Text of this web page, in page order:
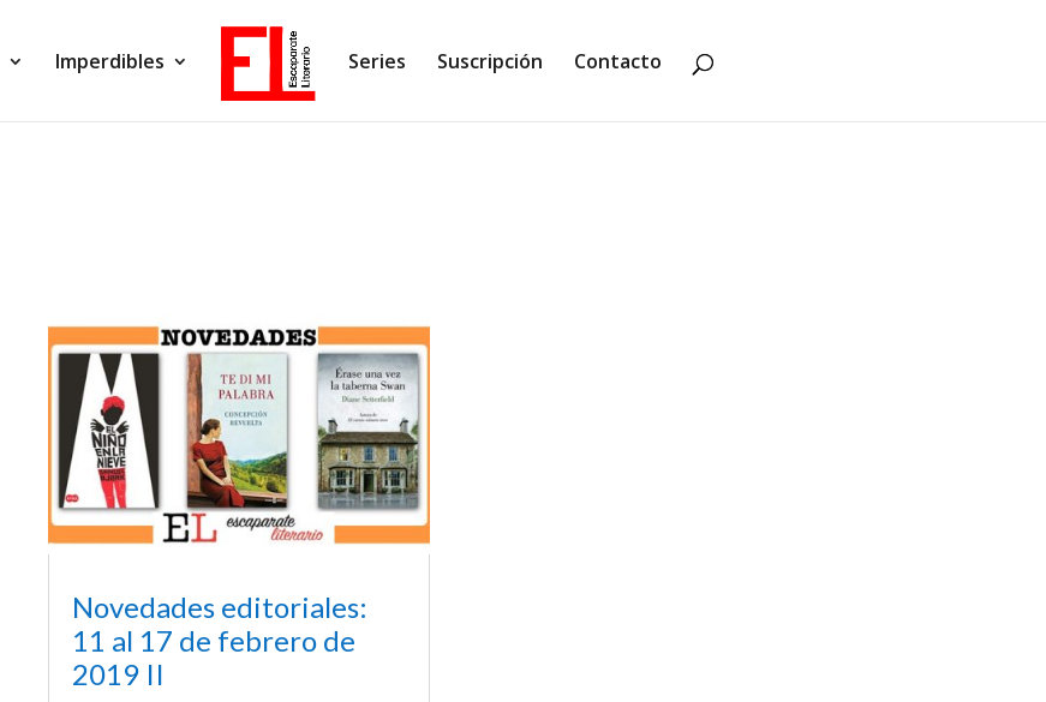
Imperdibles Series Suscripción Contacto
Novedades editoriales:
11 al 17 de febrero de
2019 II